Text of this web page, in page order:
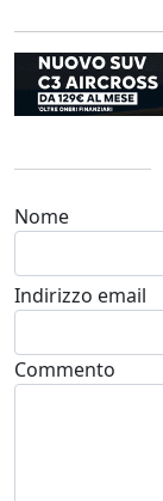
Nome
Indirizzo email
Commento